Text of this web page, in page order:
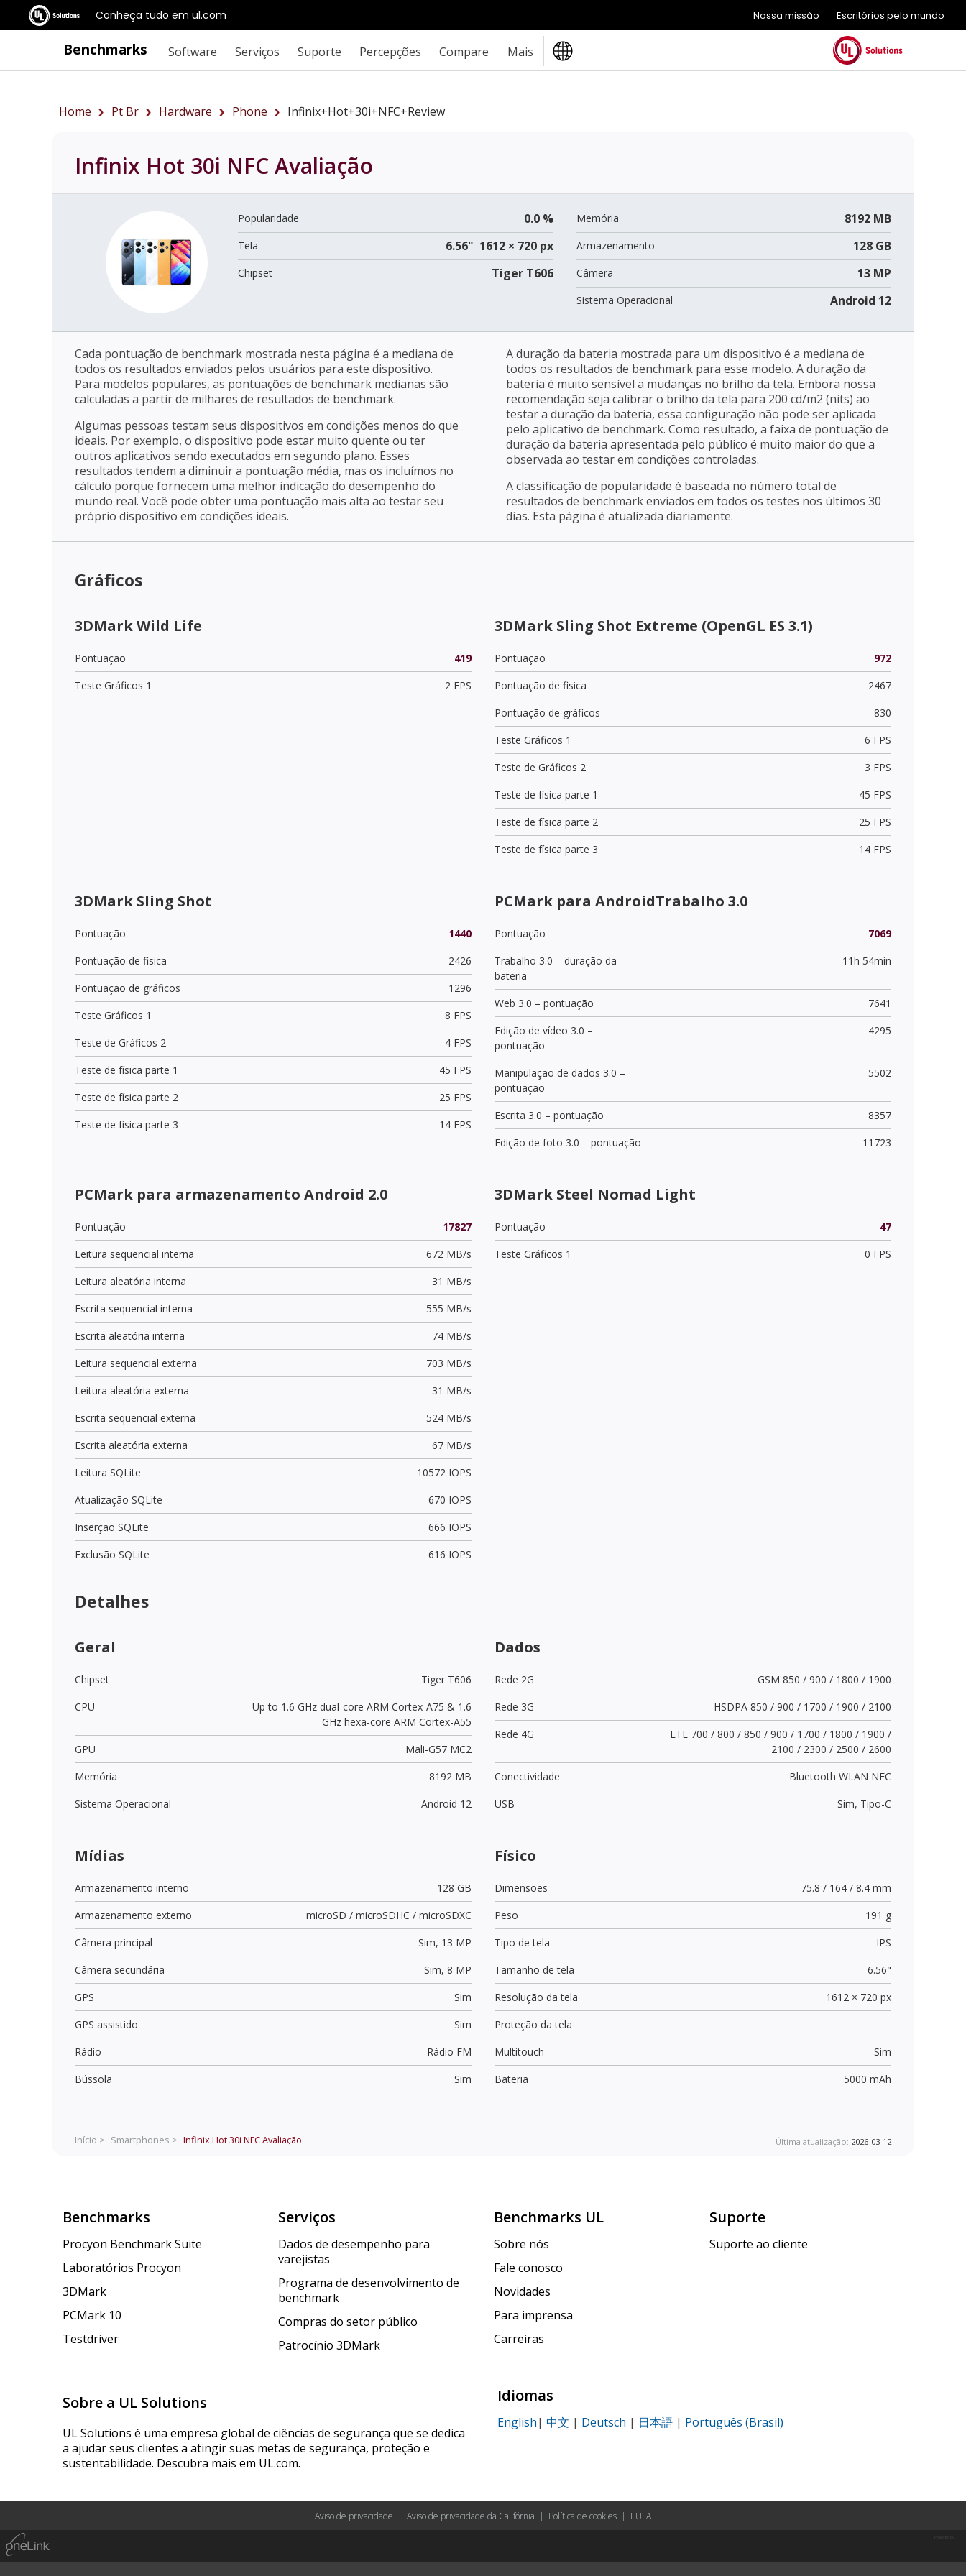
Conheça tudo em ul.com Nossa missão Escritórios pelo mundo
Benchmarks Software Serviços Suporte Percepções Compare Mais
Home Pt Br Hardware Phone Infinix+Hot+30i+NFC+review
Infinix Hot 30i NFCAvaliação
Popularidade 0.0 %
Tela 6.56" 1612 × 720 px
Chipset Tiger T606
Memória 8192 MB
Armazenamento 128 GB
Câmera 13 MP
Sistema Operacional Android 12
Cada pontuação de benchmark mostrada nesta página é a mediana de
todos os resultados enviados pelos usuários para este dispositivo.
Para modelos populares, as pontuações de benchmark medianas são
calculadas a partir de milhares de resultados de benchmark.
Algumas pessoas testam seus dispositivos em condições menos do que
ideais. Por exemplo, o dispositivo pode estar muito quente ou ter
outros aplicativos sendo executados em segundo plano. Esses
resultados tendem a diminuir a pontuação média, mas os incluímos no
cálculo porque fornecem uma melhor indicação do desempenho do
mundo real. Você pode obter uma pontuação mais alta ao testar seu
próprio dispositivo em condições ideais.
A duração da bateria mostrada para um dispositivo é a mediana de
todos os resultados de benchmark para esse modelo. A duração da
bateria é muito sensível a mudanças no brilho da tela. Embora nossa
recomendação seja calibrar o brilho da tela para 200 cd/m2 (nits) ao
testar a duração da bateria, essa configuração não pode ser aplicada
pelo aplicativo de benchmark. Como resultado, a faixa de pontuação de
duração da bateria apresentada pelo público é muito maior do que a
observada ao testar em condições controladas.
A classificação de popularidade é baseada no número total de
resultados de benchmark enviados em todos os testes nos últimos 30
dias. Esta página é atualizada diariamente.
Gráficos
3DMark Wild Life
Pontuação
419
Teste Gráficos 1
2 FPS
3DMark Sling Shot Extreme (OpenGL ES 3.1)
Pontuação
972
Pontuação de fisica
2467
Pontuação de gráficos
830
Teste Gráficos 1
6 FPS
Teste de Gráficos 2
3 FPS
Teste de física parte 1
45 FPS
Teste de física parte 2
25 FPS
Teste de física parte 3
14 FPS
3DMark Sling Shot
Pontuação
1440
Pontuação de fisica
2426
Pontuação de gráficos
1296
Teste Gráficos 1
8 FPS
Teste de Gráficos 2
4 FPS
Teste de física parte 1
45 FPS
Teste de física parte 2
25 FPS
Teste de física parte 3
14 FPS
PCMark para AndroidTrabalho 3.0
Pontuação
7069
Trabalho 3.0 – duração da
bateria
11h 54min
Web 3.0 – pontuação
7641
Edição de vídeo 3.0 –
pontuação
4295
Manipulação de dados 3.0 –
pontuação
5502
Escrita 3.0 – pontuação
8357
Edição de foto 3.0 – pontuação
11723
PCMark para armazenamento Android 2.0
Pontuação
17827
Leitura sequencial interna
672 MB/s
Leitura aleatória interna
31 MB/s
Escrita sequencial interna
555 MB/s
Escrita aleatória interna
74 MB/s
Leitura sequencial externa
703 MB/s
Leitura aleatória externa
31 MB/s
Escrita sequencial externa
524 MB/s
Escrita aleatória externa
67 MB/s
Leitura SQLite
10572 IOPS
Atualização SQLite
670 IOPS
Inserção SQLite
666 IOPS
Exclusão SQLite
616 IOPS
3DMark Steel Nomad Light
Pontuação
47
Teste Gráficos 1
0 FPS
Detalhes
Geral
Chipset
Tiger T606
CPU
Up to 1.6 GHz dual-core ARM Cortex-A75 & 1.6
GHz hexa-core ARM Cortex-A55
GPU
Mali-G57 MC2
Memória
8192 MB
Sistema Operacional
Android 12
Dados
Rede 2G
GSM 850 / 900 / 1800 / 1900
Rede 3G
HSDPA 850 / 900 / 1700 / 1900 / 2100
Rede 4G
LTE 700 / 800 / 850 / 900 / 1700 / 1800 / 1900 /
2100 / 2300 / 2500 / 2600
Conectividade
Bluetooth WLAN NFC
USB
Sim, Tipo-C
Mídias
Armazenamento interno
128 GB
Armazenamento externo
microSD / microSDHC / microSDXC
Câmera principal
Sim, 13 MP
Câmera secundária
Sim, 8 MP
GPS
Sim
GPS assistido
Sim
Rádio
Rádio FM
Bússola
Sim
Físico
Dimensões
75.8 / 164 / 8.4 mm
Peso
191 g
Tipo de tela
IPS
Tamanho de tela
6.56"
Resolução da tela
1612 × 720 px
Proteção da tela
Multitouch
Sim
Bateria
5000 mAh
Início > Smartphones > Infinix Hot 30i NFCAvaliação Última atualização: 2026-03-12
Benchmarks
Procyon Benchmark Suite
Laboratórios Procyon
3DMark
PCMark 10
Testdriver
Serviços
Dados de desempenho para
varejistas
Programa de desenvolvimento de
benchmark
Compras do setor público
Patrocínio 3DMark
Benchmarks UL
Sobre nós
Fale conosco
Novidades
Para imprensa
Carreiras
Suporte
Suporte ao cliente
Sobre a UL Solutions
UL Solutions é uma empresa global de ciências de segurança que se dedica
a ajudar seus clientes a atingir suas metas de segurança, proteção e
sustentabilidade. Descubra mais em UL.com.
Idiomas
English| 中文 | Deutsch | 日本語 | Português (Brasil)
Aviso de privacidade | Aviso de privacidade da Califórnia | Política de cookies | EULA